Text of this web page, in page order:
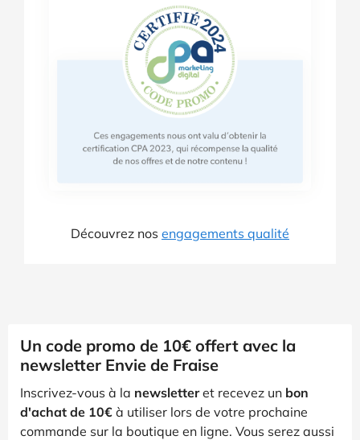
Découvrez nos engagements qualité
Un code promo de 10€ offert avec la
newsletter Envie de Fraise
Inscrivez-vous à la newsletteret recevez un bon
d'achat de 10€ à utiliser lors de votre prochaine
commande sur la boutique en ligne. Vous serez aussi